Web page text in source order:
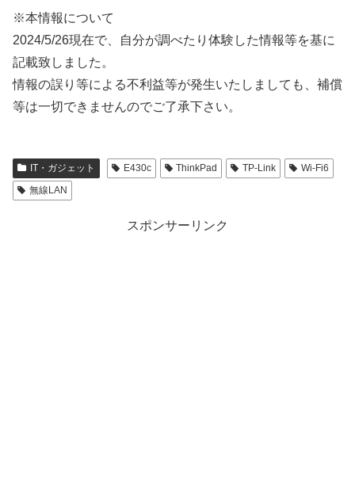
※本情報について
2024/5/26現在で、自分が調べたり体験した情報等を基に
記載致しました。
情報の誤り等による不利益等が発生いたしましても、補償
等は一切できませんのでご了承下さい。
IT・ガジェット E430c ThinkPad TP-Link
Wi-Fi6
無線LAN
スポンサーリンク